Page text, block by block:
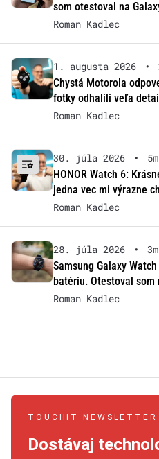
som otestoval na
Roman Kadlec
1. augusta 2026 •
Chystá Motorola
fotky odhalili veľa
Roman Kadlec
30. júla 2026 •
5m
HONOR Watch 6:
jedna vec mi výrazne
Roman Kadlec
28. júla 2026 •
3m
Samsung Galaxy
batériu. Otestoval som
Roman Kadlec
TOUCHIT NEWSLETTER
Dostávaj